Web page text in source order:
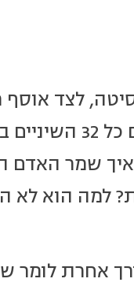
לצד
פרהיסטוריות שלמות ועתירות
שן בשלמותה 400 אלף שנה,
למה הוא לא
אחרת